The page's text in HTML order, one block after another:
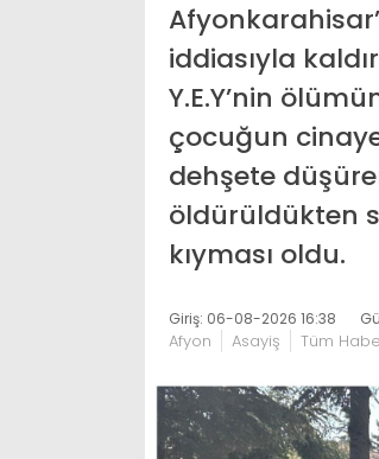
iddiasıyla
Y.E.Y’nin
çocuğun
dehşete
öldürüldükten
kıyması oldu.
Giriş: 06-08-2026 16:38
Afyon Asayiş Tüm